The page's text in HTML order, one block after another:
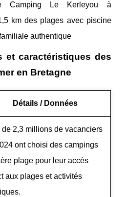
Camping Le Kerleyou à
km des plages avec piscine
authentique
et caractéristiques des
en Bretagne
Détails / Données
de 2,3 millions de vacanciers
ont choisi des campings
plage pour leur accès
aux plages et activités